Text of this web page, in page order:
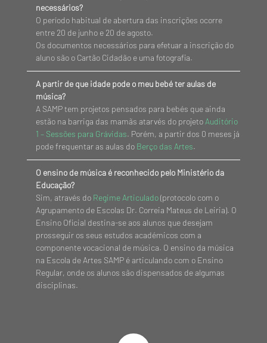
necessários?
O período habitual de abertura das inscrições ocorre
entre 20 de junho e 20 de agosto.
Os documentos necessários para efetuar a inscrição do
aluno são o Cartão Cidadão e uma fotografia.
A partir de que idade pode o meu bebé ter aulas de
música?
A SAMP tem projetos pensados para bebés que ainda
estão na barriga das mamãs atarvés do projeto Auditório
1 – Sessões para Grávidas. Porém, a partir dos 0 meses já
pode frequentar as aulas do Berço das Artes.
O ensino de música é reconhecido pelo Ministério da
Educação?
Sim, através do Regime Articulado(protocolo com o
Agrupamento de Escolas Dr. Correia Mateus de Leiria). O
Ensino Oficial destina-se aos alunos que desejam
prosseguir os seus estudos académicos com a
componente vocacional de música. O ensino da música
na Escola de Artes SAMP é articulando com o Ensino
Regular, onde os alunos são dispensados de algumas
disciplinas.